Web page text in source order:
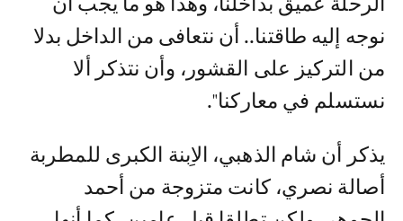
نوجه إليه طاقتنا.. أن نتعافى من الداخل بدلا
من التركيز على القشور، وأن نتذكر ألا
نستسلم في معاركنا".
يذكر أن شام الذهبي، الاِبنة الكبرى للمطربة
أصالة نصري، كانت متزوجة من أحمد